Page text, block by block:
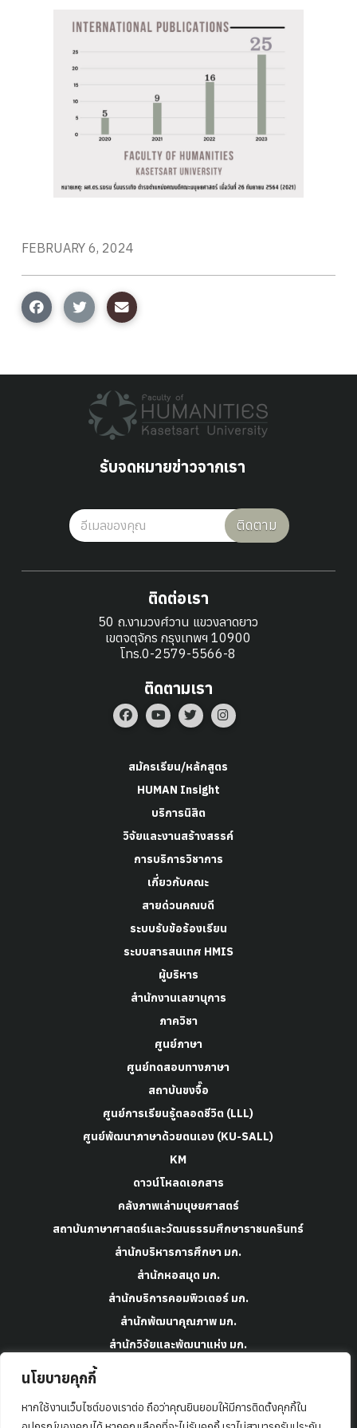
นโยบายคุกกี้
หากใช้งานเว็บไซต์ของเราต่อ ถือว่าคุณยินยอมให้มีการติดตั้งคุกกี้ใน
FEBRUARY 6, 2024
รับจดหมายข่าวจากเรา
ติดตาม
ติดต่อเรา
50 ถ.งามวงศ์วาน แขวงลาดยาว
เขตจตุจักร กรุงเทพฯ 10900
โทร.0-2579-5566-8
ติดตามเรา
สมัครเรียน/หลักสูตร
HUMAN Insight
บริการนิสิต
วิจัยและงานสร้างสรรค์
การบริการวิชาการ
เกี่ยวกับคณะ
สายด่วนคณบดี
ระบบรับข้อร้องเรียน
ระบบสารสนเทศ HMIS
ผู้บริหาร
สำนักงานเลขานุการ
ภาควิชา
ศูนย์ภาษา
ศูนย์ทดสอบทางภาษา
สถาบันขงจื๊อ
ศูนย์การเรียนรู้ตลอดชีวิต (LLL)
ศูนย์พัฒนาภาษาด้วยตนเอง (KU-SALL)
KM
ดาวน์โหลดเอกสาร
คลังภาพเล่ามนุษยศาสตร์
สถาบันภาษาศาสตร์และวัฒนธรรมศึกษาราชนครินทร์
สำนักบริหารการศึกษา มก.
สำนักหอสมุด มก.
สำนักบริการคอมพิวเตอร์ มก.
สำนักพัฒนาคุณภาพ มก.
สำนักวิจัยและพัฒนาแห่ง มก.
ข้อมูลและความเป็นส่วนตัว